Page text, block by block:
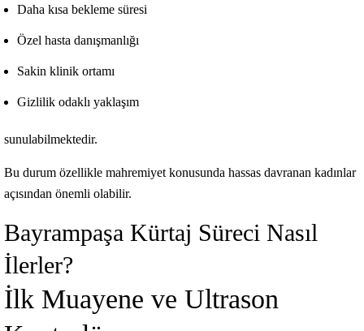
Daha kısa bekleme süresi
Özel hasta danışmanlığı
Sakin klinik ortamı
Gizlilik odaklı yaklaşım
sunulabilmektedir.
Bu durum özellikle mahremiyet konusunda hassas davranan kadınlar
açısından önemli olabilir.
Bayrampaşa Kürtaj Süreci Nasıl
İlerler?
İlk Muayene ve Ultrason